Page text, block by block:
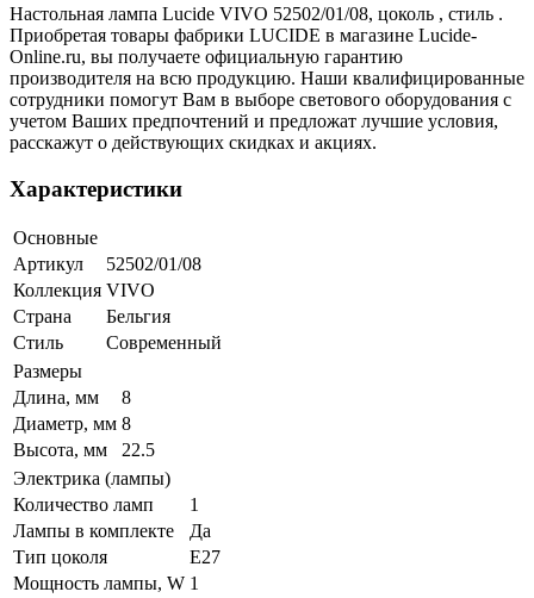
Настольная лампа Lucide VIVO 52502/01/08, цоколь , стиль .
Приобретая товары фабрики LUCIDE в магазине Lucide-
Online.ru, вы получаете официальную гарантию
производителя на всю продукцию. Наши квалифицированные
сотрудники помогут Вам в выборе светового оборудования с
учетом Ваших предпочтений и предложат лучшие условия,
расскажут о действующих скидках и акциях.
Характеристики
Основные
Артикул
52502/01/08
Коллекция VIVO
Страна
Бельгия
Стиль
Современный
Размеры
Длина, мм
8
Диаметр, мм 8
Высота, мм
22.5
Электрика (лампы)
Количество ламп
1
Лампы в комплекте
Да
Тип цоколя
E27
Мощность лампы, W 1